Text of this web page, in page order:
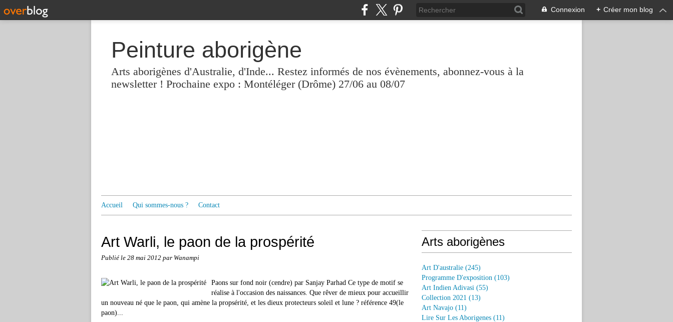
Connexion + Créer mon blog
Peinture aborigène
Arts aborigènes d'Australie, d'Inde... Restez informés de nos évènements, abonnez-vous à la
newsletter ! Prochaine expo : Montéléger (Drôme) 27/06 au 08/07
Accueil Qui sommes-nous ? Contact
Art Warli, le paon de la prospérité
Publié le 28 mai 2012 par Wanampi
Paons sur fond noir (cendre) par Sanjay Parhad Ce type de motif se
réalise à l'occasion des naissances. Que rêver de mieux pour accueillir
un nouveau né que le paon, qui amène la propsérité, et les dieux protecteurs soleil et lune ? référence 49(le
paon)...
Arts aborigènes
Art D'australie (245)
Programme D'exposition (103)
Art Indien Adivasi (55)
Collection 2021 (13)
Art Navajo (11)
Lire Sur Les Aborigenes (11)